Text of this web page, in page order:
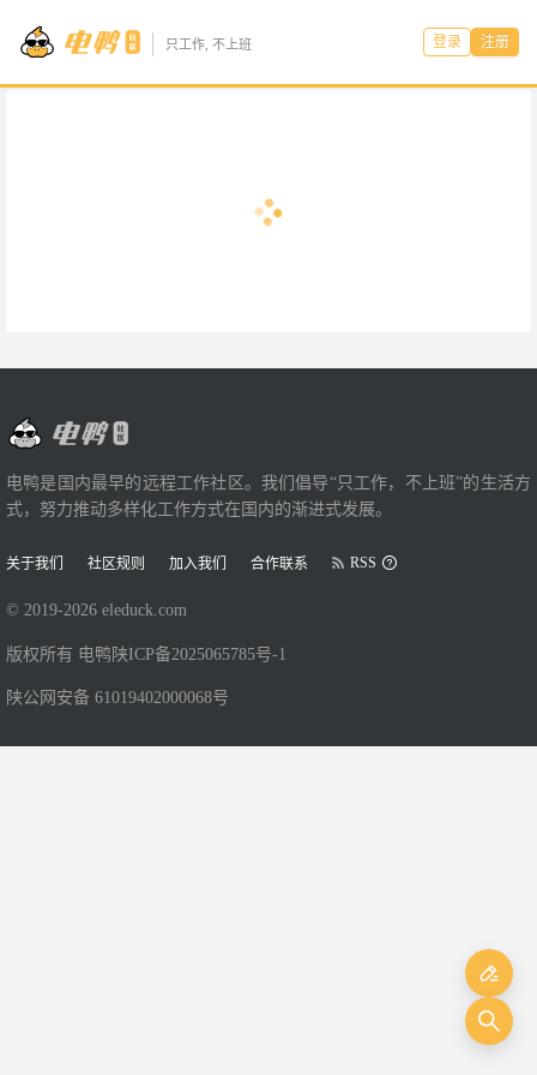
只工作, 不上班 登录 注册
电鸭是国内最早的远程工作社区。我们倡导“只工作，不上班”的生活方
式，努力推动多样化工作方式在国内的渐进式发展。
关于我们 社区规则 加入我们 合作联系 RSS
© 2019-2026 eleduck.com
版权所有 电鸭 陕ICP备2025065785号-1
陕公网安备 61019402000068号